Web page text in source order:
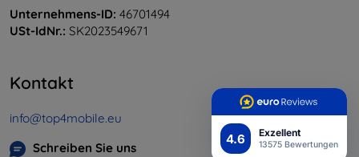
4.6 Exzellent
13575 Bewertungen
Unternehmens-ID: 46701494
USt-IdNr.: SK2023549671
Kontakt
info@top4mobile.eu
Schreiben Sie uns